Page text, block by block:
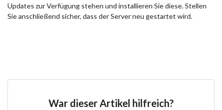
Updates zur Verfügung stehen und installieren Sie diese. Stellen
Sie anschließend sicher, dass der Server neu gestartet wird.
War dieser Artikel hilfreich?